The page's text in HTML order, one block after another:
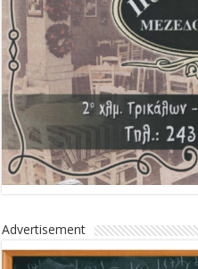
Advertisement